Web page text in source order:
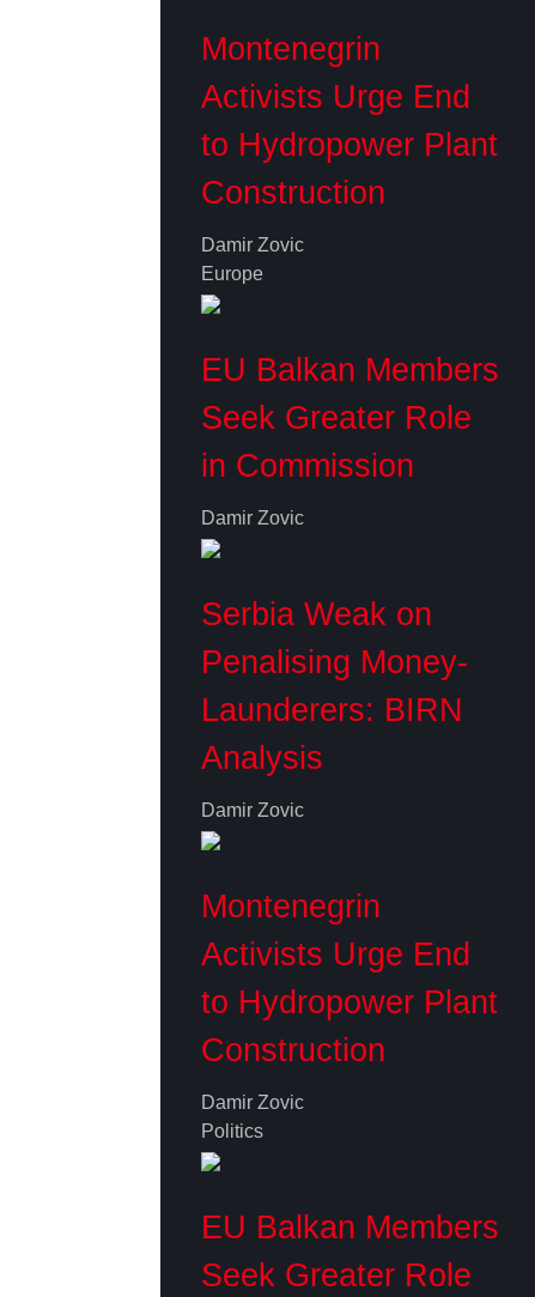
Montenegrin
Activists Urge End
to Hydropower Plant
Construction
Damir Zovic
Europe
EU Balkan Members
Seek Greater Role
in Commission
Damir Zovic
Serbia Weak on
Penalising Money-
Launderers: BIRN
Analysis
Damir Zovic
Montenegrin
Activists Urge End
to Hydropower Plant
Construction
Damir Zovic
Politics
EU Balkan Members
Seek Greater Role